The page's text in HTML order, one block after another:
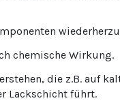
chemische Wirkung.
die z.B. auf
Lackschicht führt.